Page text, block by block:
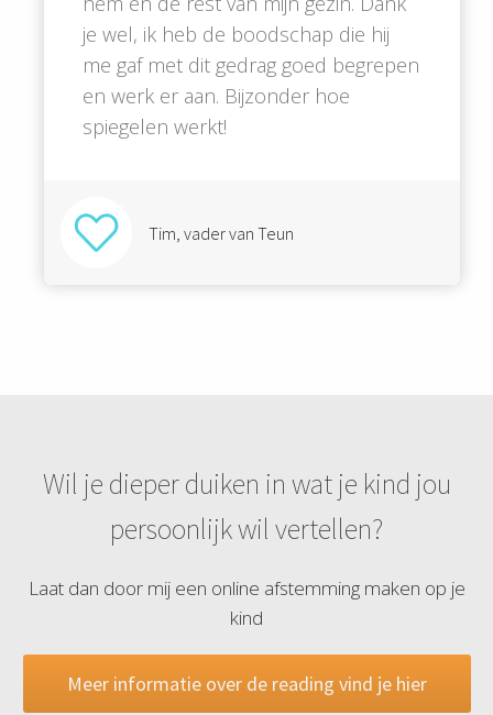
je wel, ik heb de boodschap die hij
me gaf met dit gedrag goed begrepen
en werk er aan. Bijzonder hoe
spiegelen werkt!
Tim, vader van Teun
Wil je dieper duiken in wat je kind jou
persoonlijk wil vertellen?
Laat dan door mij een online afstemming maken op je
kind
Meer informatie over de reading vind je hier